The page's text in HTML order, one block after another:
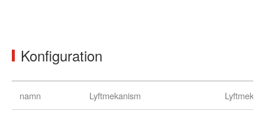
Konfiguration
namn Lyftmekanism